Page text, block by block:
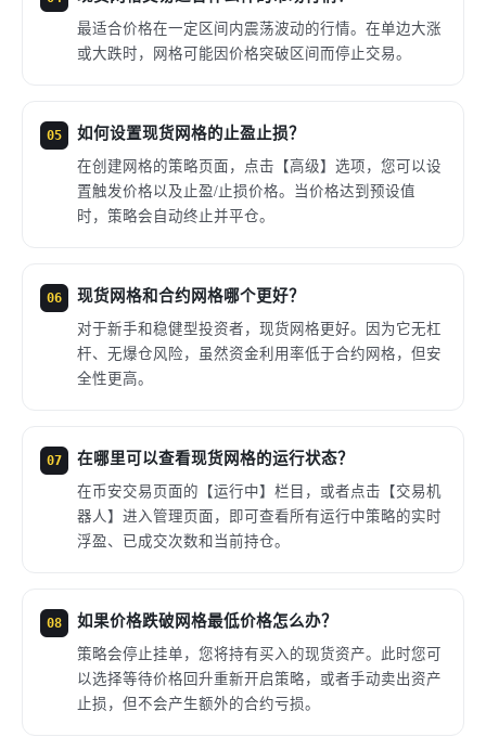
最适合价格在一定区间内震荡波动的行情。在单边大涨
或大跌时，网格可能因价格突破区间而停止交易。
05 如何设置现货网格的止盈止损？
在创建网格的策略页面，点击【高级】选项，您可以设
置触发价格以及止盈/止损价格。当价格达到预设值
时，策略会自动终止并平仓。
06 现货网格和合约网格哪个更好？
对于新手和稳健型投资者，现货网格更好。因为它无杠
杆、无爆仓风险，虽然资金利用率低于合约网格，但安
全性更高。
07 在哪里可以查看现货网格的运行状态？
在币安交易页面的【运行中】栏目，或者点击【交易机
器人】进入管理页面，即可查看所有运行中策略的实时
浮盈、已成交次数和当前持仓。
08 如果价格跌破网格最低价格怎么办？
策略会停止挂单，您将持有买入的现货资产。此时您可
以选择等待价格回升重新开启策略，或者手动卖出资产
止损，但不会产生额外的合约亏损。